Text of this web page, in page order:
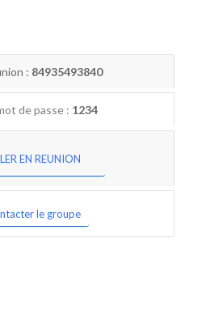
: 84935493840
de passe : 1234
EN REUNION
le groupe